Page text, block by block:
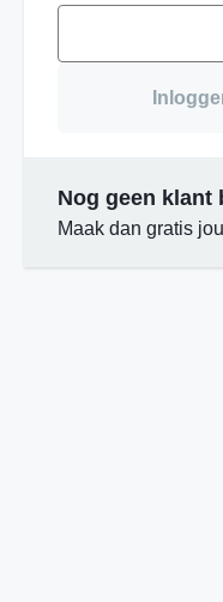
Nog geen klant
Maak dan gratis